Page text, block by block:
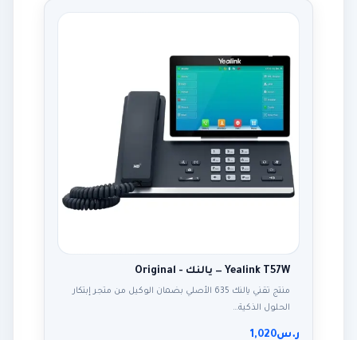
Yealink T57W — يالنك - Original
منتج تقني يالنك 635 الأصلي بضمان الوكيل من متجر إبتكار
الحلول الذكية…
ر.س1,020